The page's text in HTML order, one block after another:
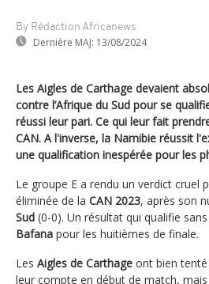
By Rédaction Africanews
Dernière MAJ: 13/08/2024
Les Aigles de Carthage devaient
contre l’Afrique du Sud pour se
réussi leur pari. Ce qui leur fait
CAN. A l'inverse, la Namibie réussit
une qualification inespérée pour les
Le groupe E a rendu un verdict cruel
éliminée de la CAN 2023, après son
Sud (0-0). Un résultat qui qualifie
Bafana pour les huitièmes de finale.
Les Aigles de Carthage ont bien
leur compte en début de match,